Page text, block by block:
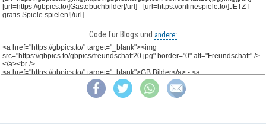
Code für Blogs und andere: